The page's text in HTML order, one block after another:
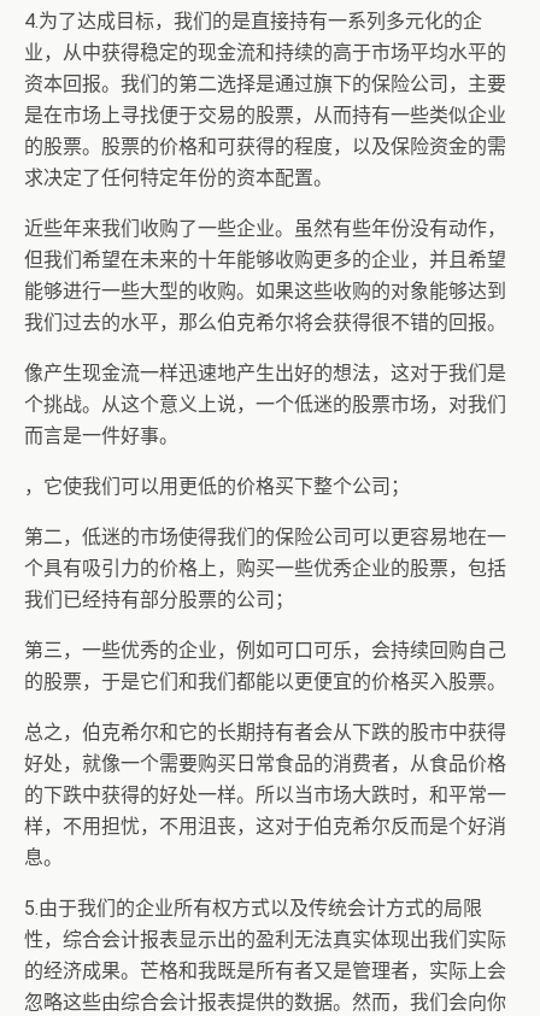
4.为了达成目标，我们的是直接持有一系列多元化的企
业，从中获得稳定的现金流和持续的高于市场平均水平的
资本回报。我们的第二选择是通过旗下的保险公司，主要
是在市场上寻找便于交易的股票，从而持有一些类似企业
的股票。股票的价格和可获得的程度，以及保险资金的需
求决定了任何特定年份的资本配置。
近些年来我们收购了一些企业。虽然有些年份没有动作，
但我们希望在未来的十年能够收购更多的企业，并且希望
能够进行一些大型的收购。如果这些收购的对象能够达到
我们过去的水平，那么伯克希尔将会获得很不错的回报。
像产生现金流一样迅速地产生出好的想法，这对于我们是
个挑战。从这个意义上说，一个低迷的股票市场，对我们
而言是一件好事。
，它使我们可以用更低的价格买下整个公司；
第二，低迷的市场使得我们的保险公司可以更容易地在一
个具有吸引力的价格上，购买一些优秀企业的股票，包括
我们已经持有部分股票的公司；
第三，一些优秀的企业，例如可口可乐，会持续回购自己
的股票，于是它们和我们都能以更便宜的价格买入股票。
总之，伯克希尔和它的长期持有者会从下跌的股市中获得
好处，就像一个需要购买日常食品的消费者，从食品价格
的下跌中获得的好处一样。所以当市场大跌时，和平常一
样，不用担忧，不用沮丧，这对于伯克希尔反而是个好消
息。
5.由于我们的企业所有权方式以及传统会计方式的局限
性，综合会计报表显示出的盈利无法真实体现出我们实际
的经济成果。芒格和我既是所有者又是管理者，实际上会
忽略这些由综合会计报表提供的数据。然而，我们会向你